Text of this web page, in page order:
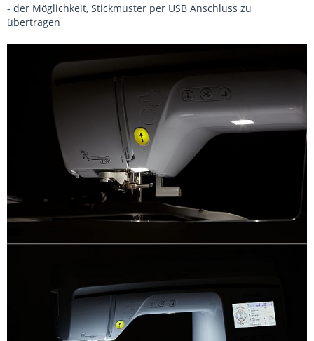
- der Möglichkeit, Stickmuster per USB Anschluss zu
übertragen